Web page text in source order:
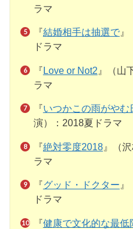
ラマ
『結婚相手は抽選で』
ドラマ
『 Love or Not2 』（山
ラマ
『いつかこの雨がやむ
演）：2018夏ドラマ
『絶対零度2018』（
ラマ
『グッド・ドクター
ドラマ
『健康で文化的な最低